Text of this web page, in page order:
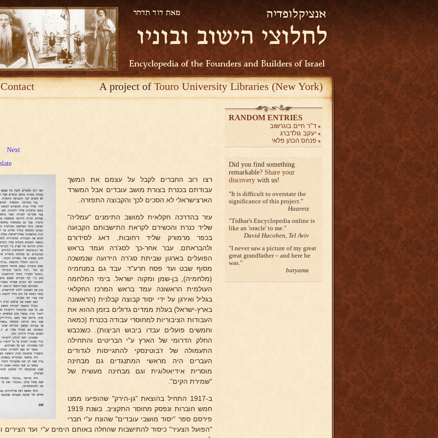
Contact A project ofTouro University Libraries (New York)
Next
רצו רוב החברים לקבל על עצמם את המשך
עבודתם בכנרת בצורת מושב עובדים אבל המשרד
הארצישראלי לא הסכים לכך והקבוצה התפזרה.
עזר בהדרכה חקלאית למושב התימנים "עמליה"
שליד כנרת והכשירם לקראת התישבותם הקבועה
בכפר מרמורק שליד רחובות, דאג לסידורם
ולהבראתם. עבר אחר-כך לסג'רה ועמד בראש
הפועלים בארגון שביתת סג'רה הידועה שנמשכה
מסוף שבט ועד פסח תרע"ד. עבד גם במנחמיה
(מלחמיה), בן-שמן ומקוה ישראל. בימי המלחמה
העולמית הראשונה עמד בראש המרכז החקלאי
בגליל ואירגן על ידי יסוד קבוצה קבלנית (הראשונה
בארץ-ישראל) בעלת ממדים גדולים בזמן ההוא את
העבודות הציבוריות למחוסרי עבודה בכנרת (כמאה
וחמשים פועלים עבדו ביבוש הביצות). כשנכבש
החלק הדרומי של הארץ ע"י הבריטים והתחילה
התעמולה של ז'בוטינסקי להתגייסות לגדודים
העברים היה מראשי המתנגדים גם מבחינה
מוסרית אידיאולוגית וגם מבחינה מעשית של
"שמירת הקים".
ב-1917 התחיל בהוצאת "גן-הירק" שהופיעו ממנו
חמש חוברות ונפסק מחוסר התקציב. בשנת 1919
פירסם ספר "יסוד מושבי עובדים" שהונח ע"י חברי
"הפועל הצעיר" כיסוד להתישבות שהחלה באותם הימים ע"י ועד הצירים
RANDOM ENTRIES
ד"ר חיים בוגרשוב
יעקב גולדברג
פנחס הכהן פלאי
Did you find something
remarkable? Share your
discovery with us!
It is difficult to overstate the
significance of this project.
Haaretz
Tidhar's Encyclopedia online is
like an 'oracle' to me.
David Hacohen, Tel Aviv
I never saw a picture of my great
great grandfather – and here he
was.
batyama